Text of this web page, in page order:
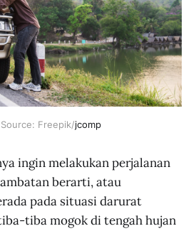
Freepik/jcomp
ingin melakukan perjalanan
berarti, atau
pada situasi darurat
tiba mogok di tengah hujan